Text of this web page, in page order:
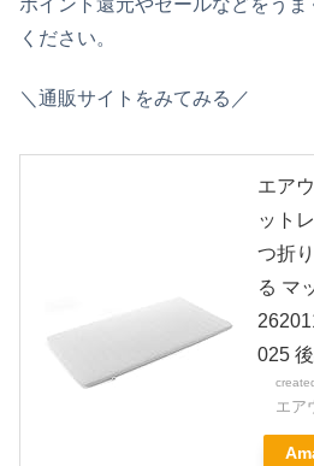
ポイント還元やセールなどをう
ください。
＼通販サイトをみてみる／
エア
ット
つ折
る マ
025
エア